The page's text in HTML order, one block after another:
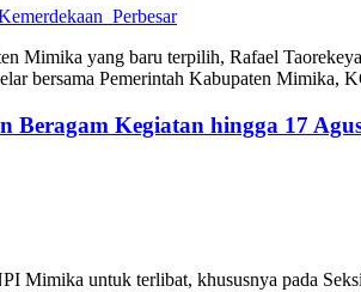
Perbesar
yang baru terpilih, Rafael
bersama Pemerintah Kabupaten
Beragam Kegiatan hingga 17
untuk terlibat, khususnya pada